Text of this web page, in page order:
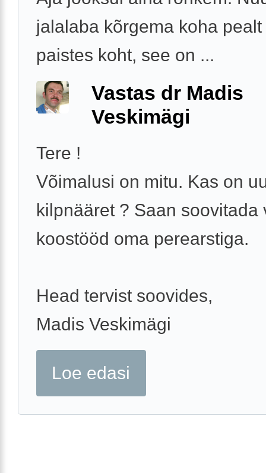
jalalaba kõrgema koha
paistes koht, see on ...
Vastas dr Madis
Veskimägi
Tere !
Võimalusi on mitu. Kas on
kilpnääret ? Saan soovitada
koostööd oma perearstiga.
Head tervist soovides,
Madis Veskimägi
Loe edasi